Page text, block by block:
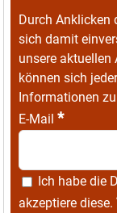
Durch Anklicken
sich damit
unsere
können sich
Informationen
E-Mail *
Ich habe die
akzeptiere diese.